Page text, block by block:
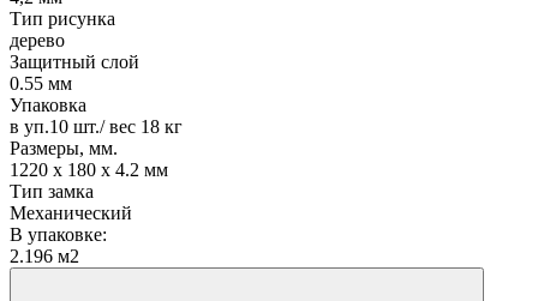
Тип рисунка
дерево
Защитный слой
0.55 мм
Упаковка
в уп.10 шт./ вес 18 кг
Размеры, мм.
1220 х 180 х 4.2 мм
Тип замка
Механический
В упаковке:
2.196 м2